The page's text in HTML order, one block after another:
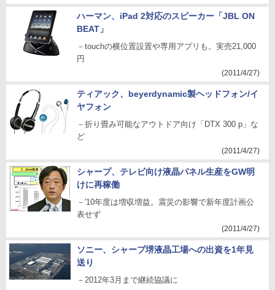
ハーマン、iPad 2対応のスピーカー「JBL ON
BEAT」
－touchの横位置設置や専用アプリも。実売21,000
円
(2011/4/27)
ティアック、beyerdynamic製ヘッドフォン/イ
ヤフォン
－折り畳み可能なアウトドア向け「DTX 300 p」な
ど
(2011/4/27)
シャープ、テレビ向け液晶パネル生産をGW明
けに再稼働
－'10年度は増収増益。震災の影響で新年度計画公
表せず
(2011/4/27)
ソニー、シャープ堺液晶工場への出資を1年見
送り
－2012年3月まで継続協議に